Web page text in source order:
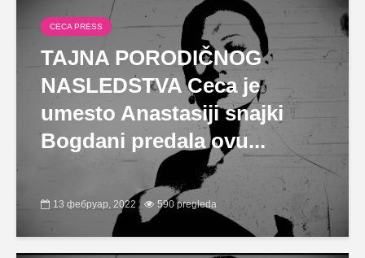
CECA PRESS
TAJNA PORODIČNOG
NASLEDSTVA Ceca je
umesto Anastasiji snajki
Bogdani predala ovu...
13 фебруар, 2022 590 pregleda